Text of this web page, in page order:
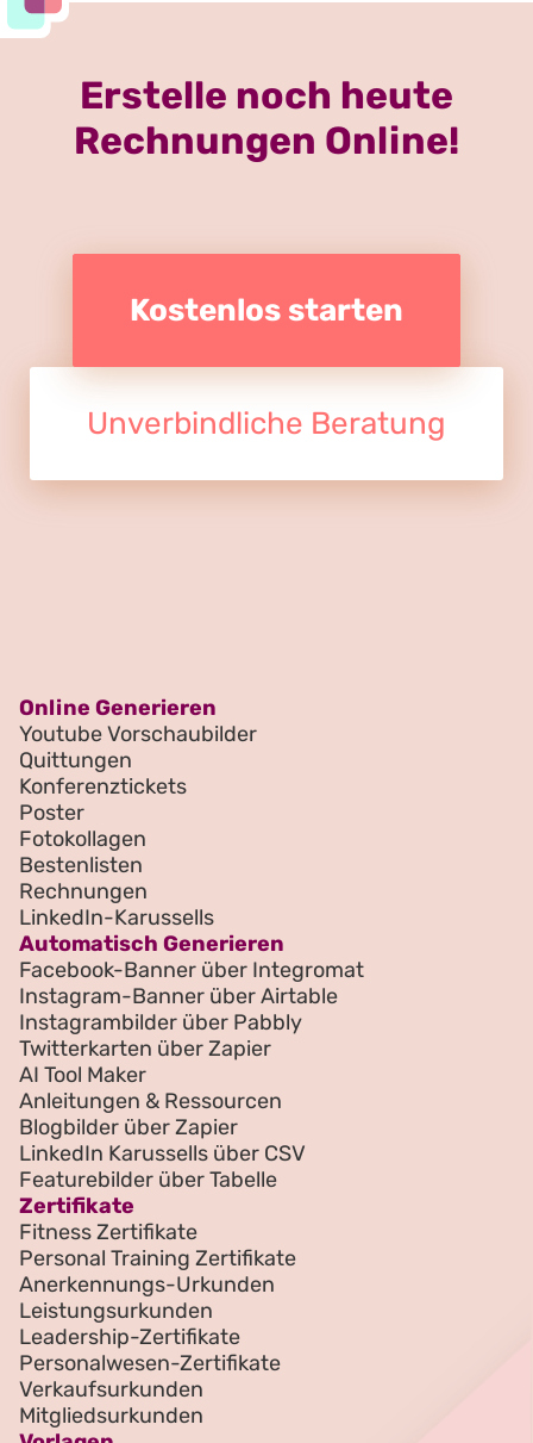
Erstelle noch heute
Rechnungen Online!
Kostenlos starten
Unverbindliche Beratung
Online Generieren
Youtube Vorschaubilder
Quittungen
Konferenztickets
Poster
Fotokollagen
Bestenlisten
Rechnungen
LinkedIn-Karussells
Automatisch Generieren
Facebook-Banner über Integromat
Instagram-Banner über Airtable
Instagrambilder über Pabbly
Twitterkarten über Zapier
AI Tool Maker
Anleitungen & Ressourcen
Blogbilder über Zapier
LinkedIn Karussells über CSV
Featurebilder über Tabelle
Zertifikate
Fitness Zertifikate
Personal Training Zertifikate
Anerkennungs-Urkunden
Leistungsurkunden
Leadership-Zertifikate
Personalwesen-Zertifikate
Verkaufsurkunden
Mitgliedsurkunden